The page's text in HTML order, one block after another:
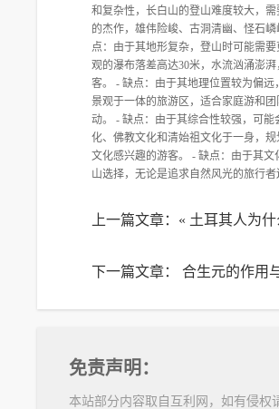
和复杂性，长白山的登山难度较大，
的杰作，雄伟险峻、古洞清幽、怪石
点：由于其地形复杂，登山时可能需
观的瀑布落差高达30米，水流汹涌澎
客。 - 缺点：由于其地理位置较为偏
景观于一体的旅游区，适合家庭游和
动。 - 缺点：由于其综合性较强，可
化、佛教文化和清始祖文化于一身，
文化感兴趣的游客。 - 缺点：由于其
山选择，无论是追求自然风光的旅行
上一篇文章：« 土耳其人为
下一篇文章：合生元的作用
免责声明：
本站部分内容取自互利网，如有侵权